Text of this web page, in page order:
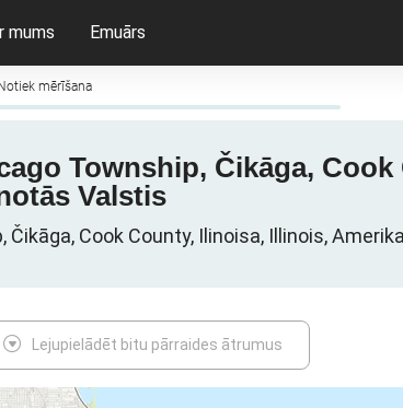
mums Emuārs
mērīšana
Township, Čikāga,
Valstis
Cook County, Ilinoisa, Illinois,
Lejupielādēt bitu pārraides ātrumus